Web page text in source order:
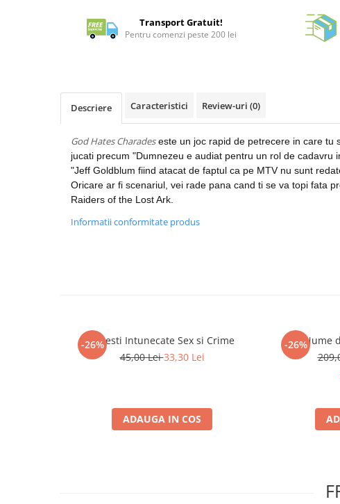
Deck Boxes/Cutii pentru carti
Organizatoare
Alte produse Hobby
Merch Lex Hobby Store
Transport Gratuit!
Pentru comenzi peste 200 lei
Descriere Caracteristici Review-uri (0)
God Hates Charadeseste un joc rapid de petrecere in care tu
jucati precum "Dumnezeu e audiat pentru un rol de cadavru
"Jeff Goldblum fiind atacat de faptul ca pe MTV nu sunt
Oricare ar fi scenariul, vei rade pana cand ti se va topi fata
Raiders of the Lost Ark.
Informatii conformitate produs
-26%
Povesti Intunecate Sex si Crime
45,00 Lei33,30 Lei
ADAUGA IN COS
-26%Nume